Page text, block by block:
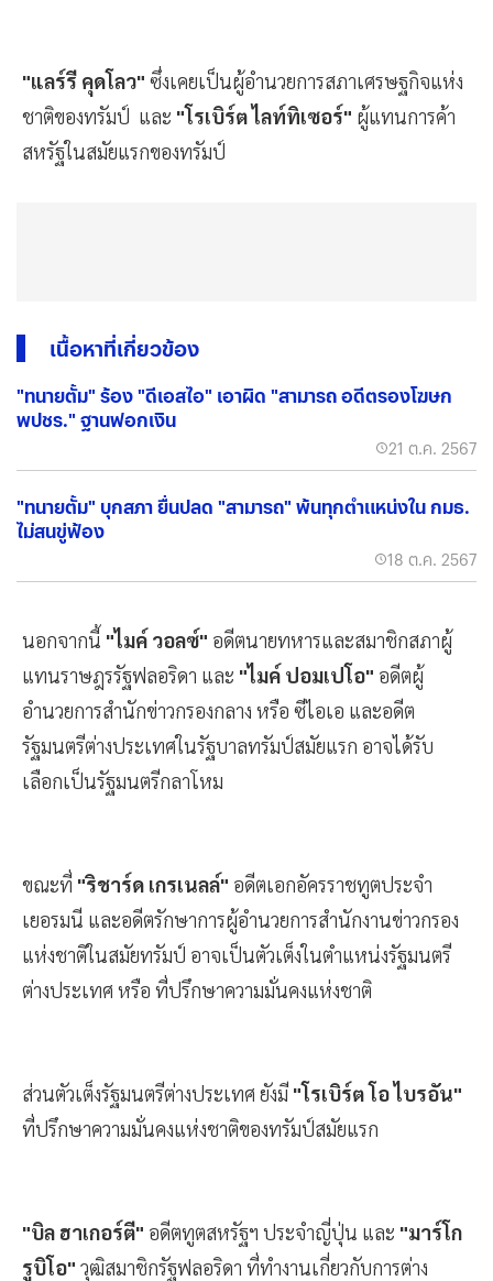
"แลร์รี คุดโลว" ซึ่งเคยเป็นผู้อำนวยการสภาเศรษฐกิจแห่ง
ชาติของทรัมป์ และ "โรเบิร์ต ไลท์ทิเซอร์" ผู้แทนการค้า
สหรัฐในสมัยแรกของทรัมป์
เนื้อหาที่เกี่ยวข้อง
"ทนายตั้ม" ร้อง "ดีเอสไอ" เอาผิด "สามารถ อดีตรองโฆษก
พปชร." ฐานฟอกเงิน
21 ต.ค. 2567
"ทนายตั้ม" บุกสภา​ ยื่นปลด​ "สามารถ" พ้นทุกตำแหน่ง​ใน​ กมธ.​
ไม่สนขู่ฟ้อง
18 ต.ค. 2567
นอกจากนี้ "ไมค์ วอลซ์" อดีตนายทหารและสมาชิกสภาผู้
แทนราษฎรรัฐฟลอริดา และ "ไมค์ ปอมเปโอ" อดีตผู้
อำนวยการสำนักข่าวกรองกลาง หรือ ซีไอเอ และอดีต
รัฐมนตรีต่างประเทศในรัฐบาลทรัมป์สมัยแรก อาจได้รับ
เลือกเป็นรัฐมนตรีกลาโหม
ขณะที่ "ริชาร์ด เกรเนลล์" อดีตเอกอัครราชทูตประจำ
เยอรมนี และอดีตรักษาการผู้อำนวยการสำนักงานข่าวกรอง
แห่งชาติในสมัยทรัมป์ อาจเป็นตัวเต็งในตำแหน่งรัฐมนตรี
ต่างประเทศ หรือ ที่ปรึกษาความมั่นคงแห่งชาติ
ส่วนตัวเต็งรัฐมนตรีต่างประเทศ ยังมี "โรเบิร์ต โอ ไบรอัน"
ที่ปรึกษาความมั่นคงแห่งชาติของทรัมป์สมัยแรก
"บิล ฮาเกอร์ตี" อดีตทูตสหรัฐฯ ประจำญี่ปุ่น และ "มาร์โก
รูบิโอ" วุฒิสมาชิกรัฐฟลอริดา ที่ทำงานเกี่ยวกับการต่าง